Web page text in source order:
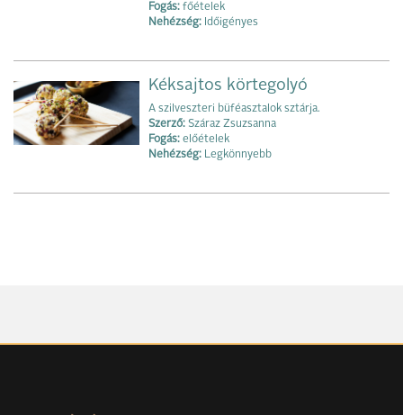
Fogás: főételek
Nehézség: Időigényes
Kéksajtos körtegolyó
A szilveszteri büféasztalok sztárja.
Szerző: Száraz Zsuzsanna
Fogás: előételek
Nehézség: Legkönnyebb